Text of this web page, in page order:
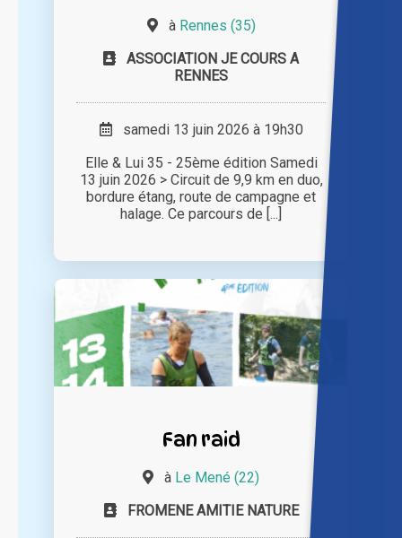
à Rennes (35)
ASSOCIATION JE COURS A
RENNES
samedi 13 juin 2026 à 19h30
Elle & Lui 35 - 25ème édition Samedi
13 juin 2026 > Circuit de 9,9 km en duo,
bordure étang, route de campagne et
halage. Ce parcours de [...]
Fan raid
à Le Mené (22)
FROMENE AMITIE NATURE